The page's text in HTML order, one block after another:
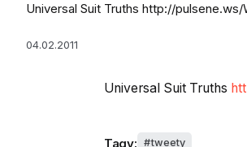
Universal Suit Truths http://
04.02.2011
Universal Suit Truths
Tagy: tweety